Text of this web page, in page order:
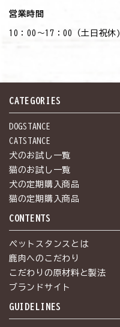
営業時間
10：00～17：00（土日祝休)
CATEGORIES
DOGSTANCE
CATSTANCE
犬のお試し一覧
猫のお試し一覧
犬の定期購入商品
猫の定期購入商品
CONTENTS
ペットスタンスとは
鹿肉へのこだわり
こだわりの原材料と製法
ブランドサイト
GUIDELINES